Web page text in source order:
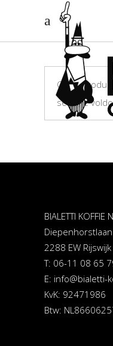
Geen
selectie
BIALETTI KOFFIE
2288 EW Rijswijk
T: 06-11 08 65
E: info@bialetti-
KvK: 92471986
Btw: